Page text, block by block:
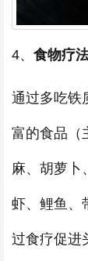
4、 食物疗
通过多吃铁
富的食品（
麻、胡萝卜
虾、鲤鱼、
过食疗促进